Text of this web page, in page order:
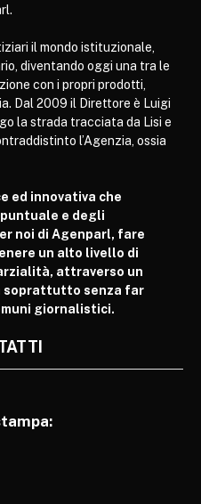
il mondo istituzionale,
diventando oggi una tra le
con i propri prodotti,
Dal 2009 il Direttore è Luigi
la strada tracciata da Lisi e
l’Agenzia, ossia
ed innovativa che
e degli
noi di Agenparl, fare
un alto livello di
attraverso un
soprattutto senza far
giornalistici.